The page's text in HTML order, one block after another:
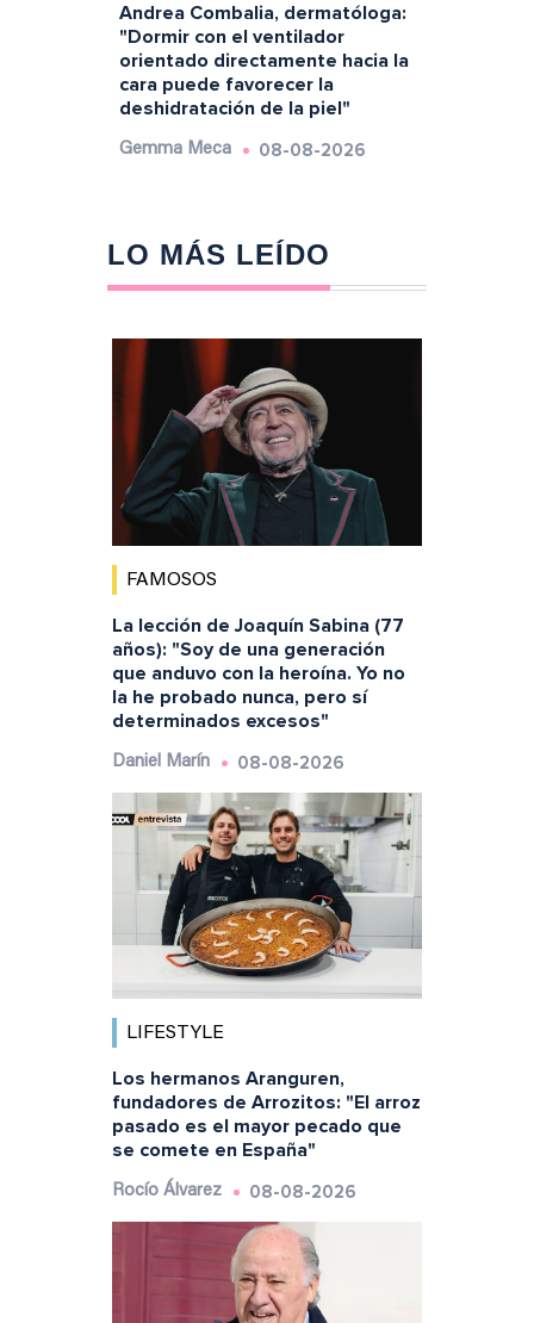
Andrea Combalia, dermatóloga:
"Dormir con el ventilador
orientado directamente hacia la
cara puede favorecer la
deshidratación de la piel"
Gemma Meca 08-08-2026
LO MÁS LEÍDO
FAMOSOS
La lección de Joaquín Sabina (77
años): "Soy de una generación
que anduvo con la heroína. Yo no
la he probado nunca, pero sí
determinados excesos"
Daniel Marín 08-08-2026
LIFESTYLE
Los hermanos Aranguren,
fundadores de Arrozitos: "El arroz
pasado es el mayor pecado que
se comete en España"
Rocío Álvarez 08-08-2026